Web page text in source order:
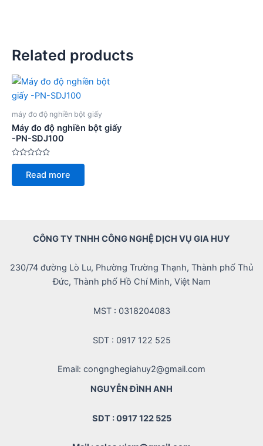
Related products
máy đo độ nghiền bột giấy
Máy đo độ nghiền bột giấy
-PN-SDJ100
Rated
of
Read more
CÔNG TY TNHH CÔNG NGHỆ DỊCH VỤ GIA HUY
230/74 đường Lò Lu, Phường Trường Thạnh, Thành phố Thủ
Đức, Thành phố Hồ Chí Minh, Việt Nam
MST : 0318204083
SDT : 0917 122 525
Email: congnghegiahuy2@gmail.com
NGUYỄN ĐÌNH ANH
SDT : 0917 122 525